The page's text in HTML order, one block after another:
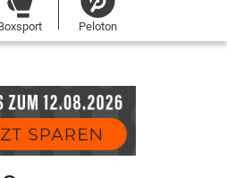
Peloton